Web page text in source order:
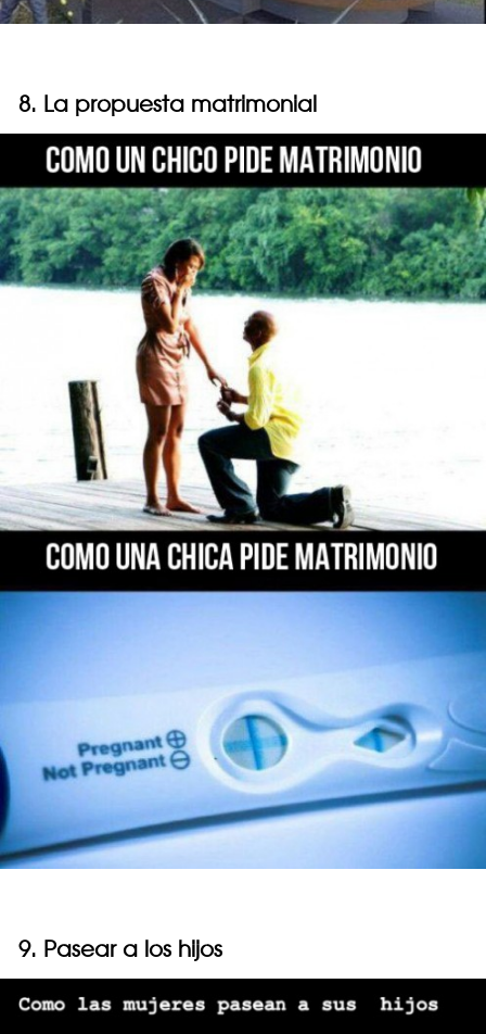
8. La propuesta matrimonial
9. Pasear a los hijos